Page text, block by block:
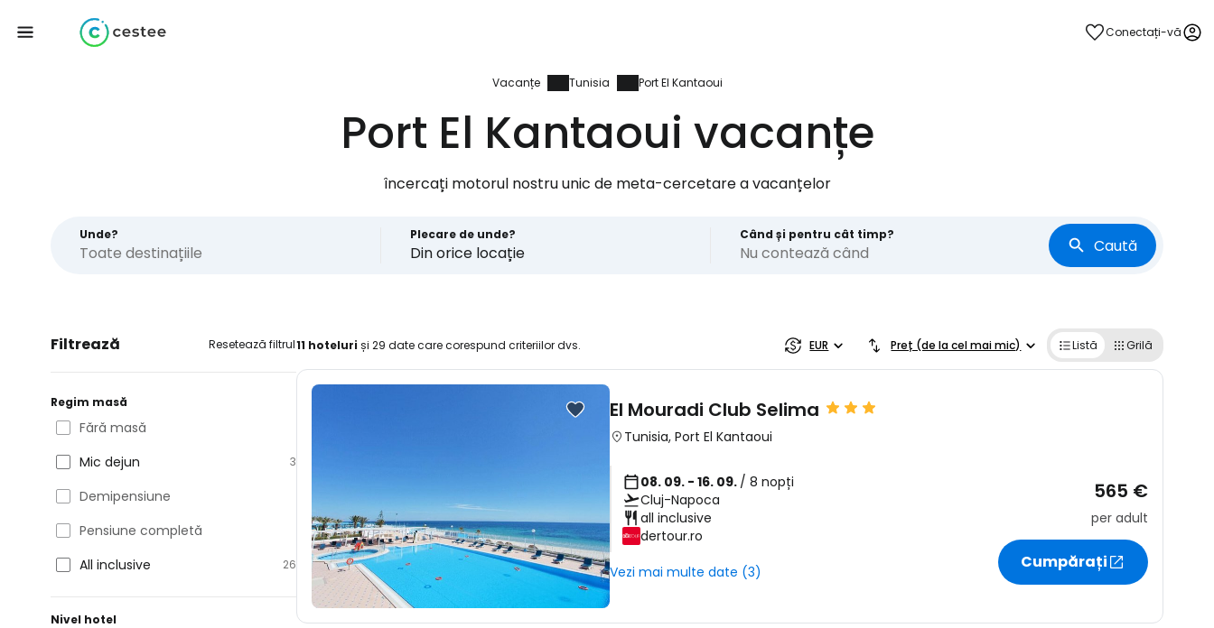
Conectați-vă
Vacanțe Tunisia Port El Kantaoui
Port El Kantaoui vacanțe
încercați motorul nostru unic de meta-cercetare a vacanțelor
Unde? Plecare de unde?
Din orice locație
Când și pentru cât timp?
Nu contează când Caută
Filtrează Resetează filtrul
Regim masă
Fără masă
Mic dejun
3
Demipensiune
Pensiune completă
All inclusive
26
Nivel hotel
11 hoteluri și 29 date care corespund criteriilor dvs. EUR Preț (de la cel mai mic) Listă Grilă
El Mouradi Club Selima
Tunisia, Port El Kantaoui
08. 09. - 16. 09. / 8 nopți
Cluj-Napoca
all inclusive
dertour.ro
Vezi mai multe date (3)
565 €
per adult
Cumpărați